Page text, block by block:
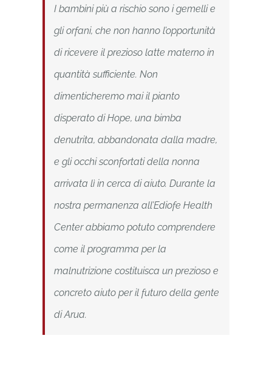
I bambini più a rischio sono i gemelli e
gli orfani, che non hanno l’opportunità
di ricevere il prezioso latte materno in
quantità sufficiente. Non
dimenticheremo mai il pianto
disperato di Hope, una bimba
denutrita, abbandonata dalla madre,
e gli occhi sconfortati della nonna
arrivata lì in cerca di aiuto. Durante la
nostra permanenza all’Ediofe Health
Center abbiamo potuto comprendere
come il programma per la
malnutrizione costituisca un prezioso e
concreto aiuto per il futuro della gente
di Arua.